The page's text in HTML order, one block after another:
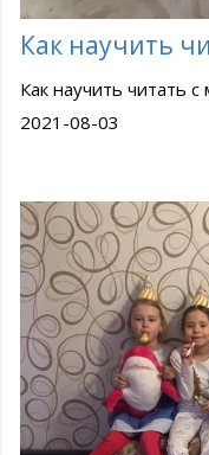
Как научить
Как научить читать с
2021-08-03